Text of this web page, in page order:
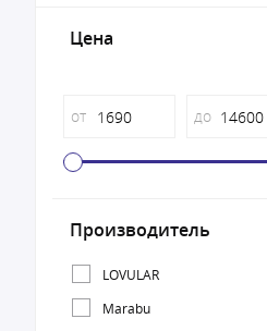
Цена
от до
Производитель
LOVULAR
Marabu